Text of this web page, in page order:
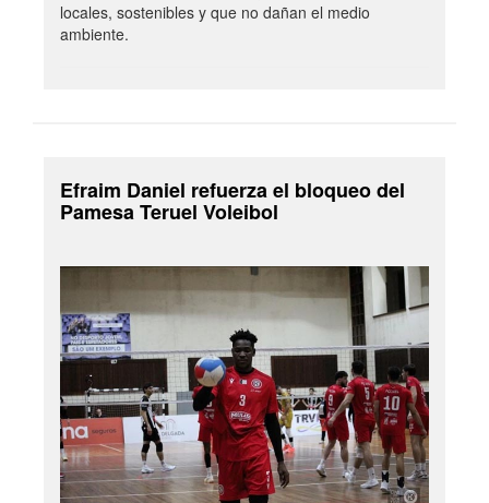
locales, sostenibles y que no dañan el medio
ambiente.
Efraim Daniel refuerza el bloqueo del
Pamesa Teruel Voleibol